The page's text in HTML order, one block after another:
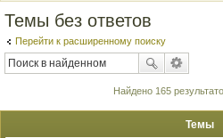
Темы без ответов
Перейти к расширенному поиску
Найдено 165
Темы